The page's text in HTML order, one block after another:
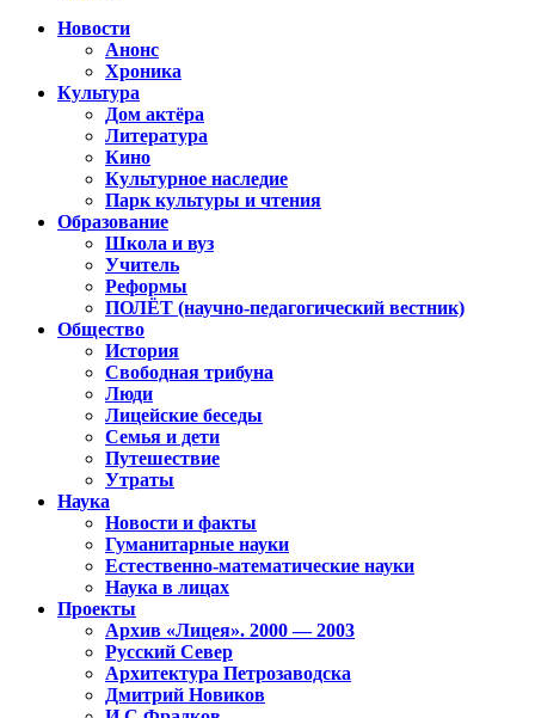
Новости
Анонс
Хроника
Культура
Дом актёра
Литература
Кино
Культурное наследие
Парк культуры и чтения
Образование
Школа и вуз
Учитель
Реформы
ПОЛЁТ (научно-педагогический вестник)
Общество
История
Свободная трибуна
Люди
Лицейские беседы
Семья и дети
Путешествие
Утраты
Наука
Новости и факты
Гуманитарные науки
Естественно-математические науки
Наука в лицах
Проекты
Архив «Лицея». 2000 — 2003
Русский Север
Архитектура Петрозаводска
Дмитрий Новиков